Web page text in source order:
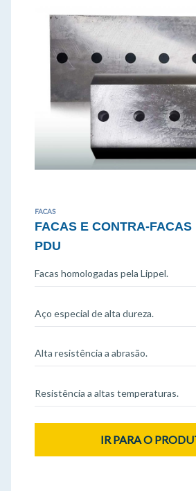
FACAS
FACAS E CONTRA-FACAS
PDU
Facas homologadas pela Lippel.
Aço especial de alta dureza.
Alta resistência a abrasão.
Resistência a altas temperaturas.
IR PARA O